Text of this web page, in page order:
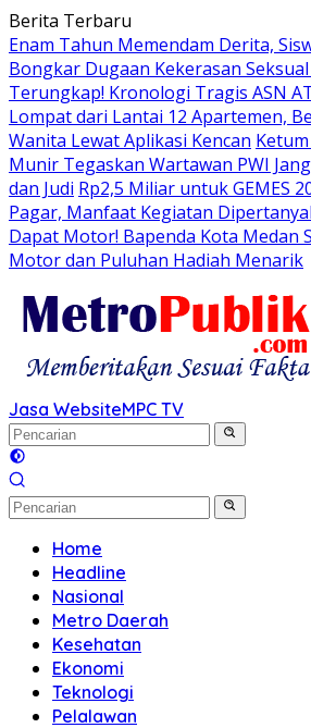
Langsung
ke
konten
Berita Terbaru
Enam Tahun Memendam Derita,
Bongkar Dugaan Kekerasan
Terungkap! Kronologi Tragis ASN
Lompat dari Lantai 12 Apartemen,
Wanita Lewat Aplikasi Kencan
Munir Tegaskan Wartawan PWI
dan Judi Rp2,5 Miliar untuk GEMES
Pagar, Manfaat Kegiatan
Dapat Motor! Bapenda Kota Medan
Motor dan Puluhan Hadiah Menarik
Jasa WebsiteMPC TV
Home
Headline
Nasional
Metro Daerah
Kesehatan
Ekonomi
Teknologi
Pelalawan